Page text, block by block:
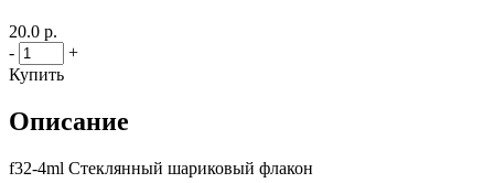
20.0 р.
-
+
Купить
Описание
f32-4ml Стеклянный шариковый флакон